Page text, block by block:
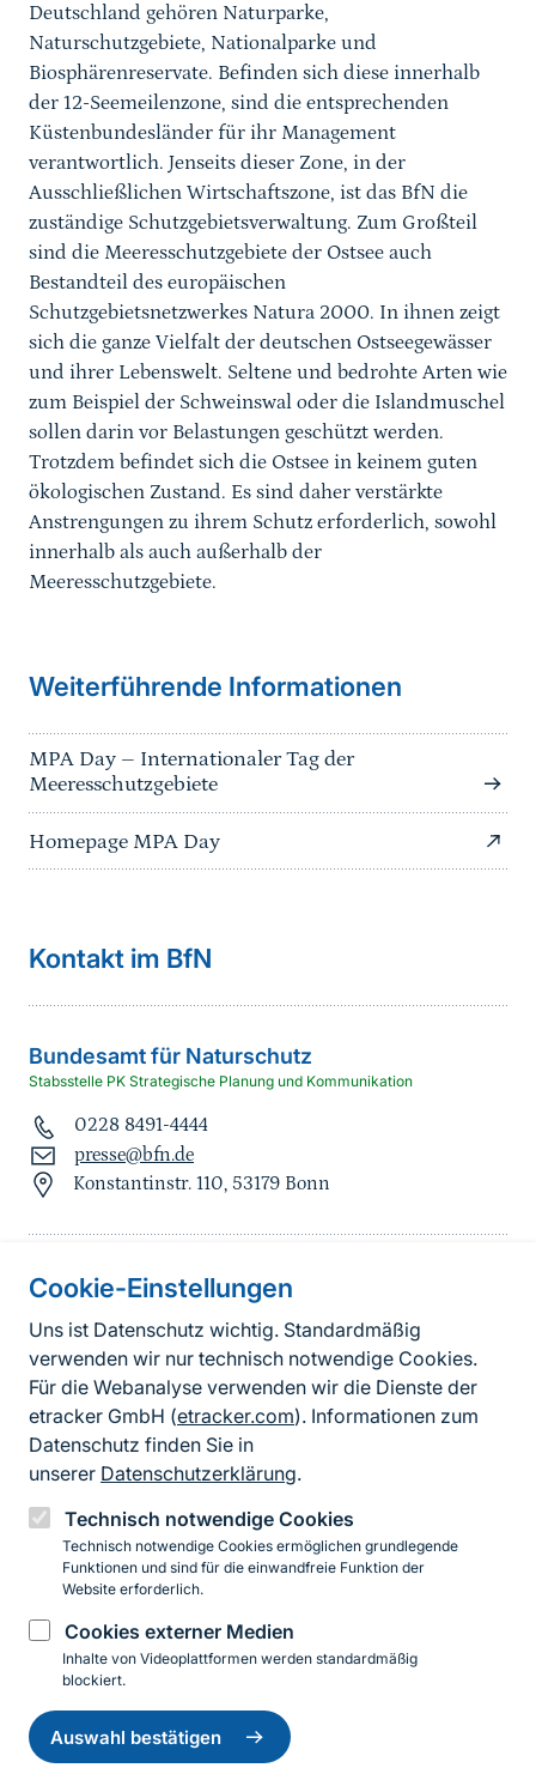
Cookie-Einstellungen
Uns ist Datenschutz wichtig. Standardmäßig
verwenden wir nur technisch notwendige Cookies.
Für die Webanalyse verwenden wir die Dienste der
etracker GmbH (etracker.com). Informationen zum
Datenschutz finden Sie in
unserer Datenschutzerklärung.
Technisch notwendige Cookies
Technisch notwendige Cookies ermöglichen grundlegende
Funktionen und sind für die einwandfreie Funktion der
Website erforderlich.
Cookies externer Medien
Inhalte von Videoplattformen werden standardmäßig
blockiert.
Auswahl bestätigen
Einwilligung
zurückziehen
Deutschland gehören Naturparke,
Naturschutzgebiete, Nationalparke und
Biosphärenreservate. Befinden sich diese innerhalb
der 12-Seemeilenzone, sind die entsprechenden
Küstenbundesländer für ihr Management
verantwortlich. Jenseits dieser Zone, in der
Ausschließlichen Wirtschaftszone, ist das BfN die
zuständige Schutzgebietsverwaltung. Zum Großteil
sind die Meeresschutzgebiete der Ostsee auch
Bestandteil des europäischen
Schutzgebietsnetzwerkes Natura 2000. In ihnen zeigt
sich die ganze Vielfalt der deutschen Ostseegewässer
und ihrer Lebenswelt. Seltene und bedrohte Arten wie
zum Beispiel der Schweinswal oder die Islandmuschel
sollen darin vor Belastungen geschützt werden.
Trotzdem befindet sich die Ostsee in keinem guten
ökologischen Zustand. Es sind daher verstärkte
Anstrengungen zu ihrem Schutz erforderlich, sowohl
innerhalb als auch außerhalb der
Meeresschutzgebiete.
Weiterführende Informationen
MPA Day – Internationaler Tag der
Meeresschutzgebiete
Homepage MPA Day
Kontakt im BfN
Bundesamt für Naturschutz
Stabsstelle PK Strategische Planung und Kommunikation
0228 8491-4444
presse@bfn.de
Konstantinstr. 110, 53179 Bonn
Informationen zur Seite
FußzeileKontakt zum BfN
Kontaktformular
Erklärung zur Barrierefreiheit
Impressum
Datenschutz
InstagramFacebookYouTubeLinkedIn
© 2026 Bundesamt für Naturschutz